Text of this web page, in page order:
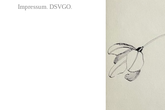
Impressum. DSVGO.